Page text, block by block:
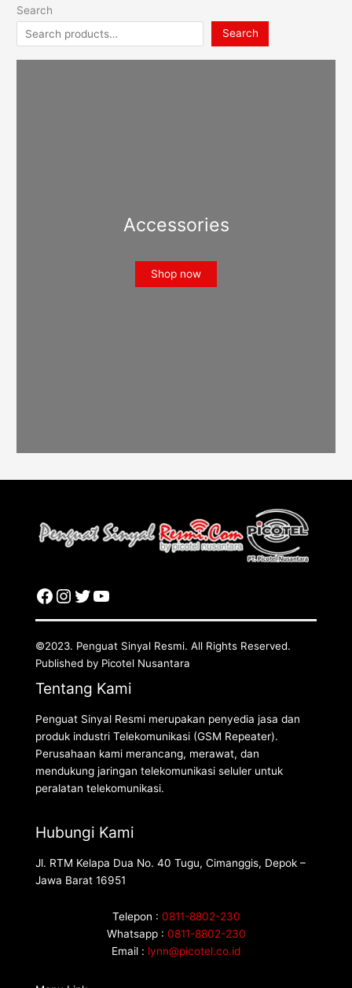
Search
Search
Accessories
Shop now
©2023. Penguat Sinyal Resmi. All Rights Reserved.
Published by Picotel Nusantara
Tentang Kami
Penguat Sinyal Resmi merupakan penyedia jasa dan
produk industri Telekomunikasi (GSM Repeater).
Perusahaan kami merancang, merawat, dan
mendukung jaringan telekomunikasi seluler untuk
peralatan telekomunikasi.
Hubungi Kami
Jl. RTM Kelapa Dua No. 40 Tugu, Cimanggis, Depok –
Jawa Barat 16951
Telepon : 0811-8802-230
Whatsapp : 0811-8802-230
Email : lynn@picotel.co.id